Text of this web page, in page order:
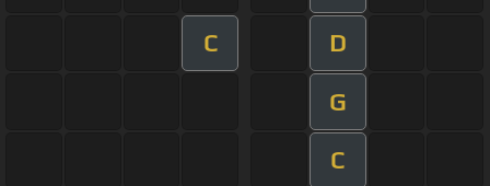
C D
G
C